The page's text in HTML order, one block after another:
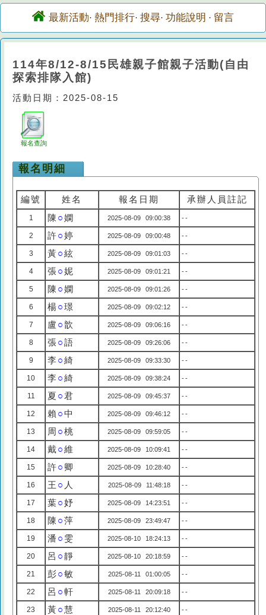
最新活動· 熱門排行· 搜尋· 功能說明 · 留言
114年8/12-8/15民雄親子館親子活動(自由
探索排隊入館)
活動日期：2025-08-15
報名查詢
報名明細
編號 姓名 報名日期 承辦人員註記
1 陳 ○嫻 2025-08-09 09:00:38 --
2 許○婷 2025-08-09 09:00:48 --
3 黃○絃 2025-08-09 09:01:03 --
4 張○妮 2025-08-09 09:01:21 --
5 陳 ○嫻 2025-08-09 09:01:26 --
6 楊○璟 2025-08-09 09:02:12 --
7 盧 ○歆 2025-08-09 09:06:16 --
8 張○語 2025-08-09 09:26:06 --
9 李○綺 2025-08-09 09:33:30 --
10 李○綺 2025-08-09 09:38:24 --
11 夏 ○君 2025-08-09 09:45:37 --
12 賴 ○中 2025-08-09 09:46:12 --
13 周 ○桃 2025-08-09 09:59:05 --
14 戴○維 2025-08-09 10:09:41 --
15 許○ 卿 2025-08-09 10:28:40 --
16 王 ○ 人 2025-08-09 11:48:18 --
17 葉○妤 2025-08-09 14:23:51 --
18 陳 ○萍 2025-08-09 23:49:47 --
19 潘 ○ 雯 2025-08-10 18:24:13 --
20 呂 ○靜 2025-08-10 20:18:59 --
21 彭○敏 2025-08-11 01:00:05 --
22 呂 ○軒 2025-08-11 20:09:18 --
23 黃○慧 2025-08-11 20:12:40 --